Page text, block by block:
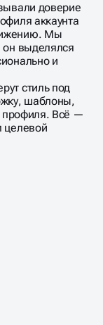
доверие
аккаунта
Мы
он выделялся
и
стиль под
шаблоны,
профиля. Всё —
целевой